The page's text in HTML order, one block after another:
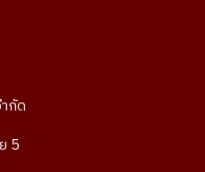
กัด
5